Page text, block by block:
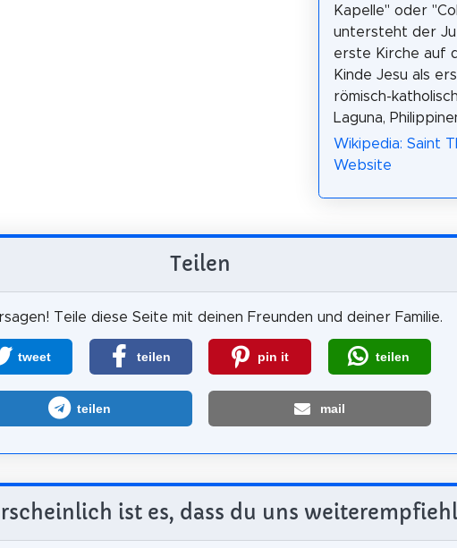
Kapelle" oder
untersteht der
erste Kirche auf
Kinde Jesu als
römisch-
Laguna,
Wikipedia: Saint
Website
Teilen
Teile diese Seite mit deinen Freunden und deiner Familie.
tweet teilen pin it teilen
teilen mail
ist es, dass du uns